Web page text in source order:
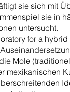
sie sich mit
sie in
untersucht.
for a
Mole
mexikanischen